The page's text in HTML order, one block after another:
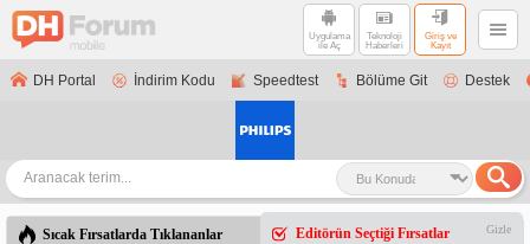
Uygulama
ile Aç
Teknoloji
Haberleri
Giriş ve
Kayıt
DH Portal İndirim Kodu Speedtest Bölüme Git Destek
Sıcak Fırsatlarda Tıklananlar Editörün Seçtiği Fırsatlar Gizle